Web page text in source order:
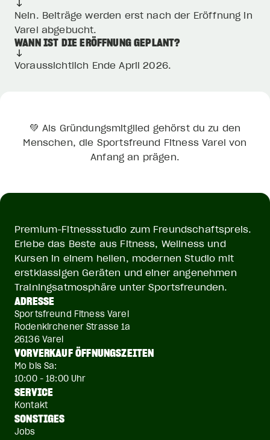
Nein. Beiträge werden erst nach der Eröffnung in
Varel abgebucht.
WANN IST DIE ERÖFFNUNG GEPLANT?
Voraussichtlich Ende April 2026.
💚 Als Gründungsmitglied gehörst du zu den
Menschen, die Sportsfreund Fitness Varel von
Anfang an prägen.
Premium-Fitnessstudio zum Freundschaftspreis.
Erlebe das Beste aus Fitness, Wellness und
Kursen in einem hellen, modernen Studio mit
erstklassigen Geräten und einer angenehmen
Trainingsatmosphäre unter Sportsfreunden.
ADRESSE
Sportsfreund Fitness Varel
Rodenkirchener Strasse 1a
26136 Varel
VORVERKAUF ÖFFNUNGSZEITEN
Mo bis Sa:
10:00 - 18:00 Uhr
SERVICE
Kontakt
SONSTIGES
Jobs